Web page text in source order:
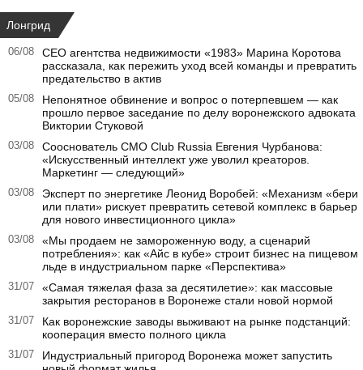
Лонгрид
06/08
CEO агентства недвижимости «1983» Марина Коротова
рассказала, как пережить уход всей команды и превратить
предательство в актив
05/08
Непонятное обвинение и вопрос о потерпевшем — как
прошло первое заседание по делу воронежского адвоката
Виктории Стуковой
03/08
Сооснователь CMO Club Russia Евгения Чурбанова:
«Искусственный интеллект уже уволил креаторов.
Маркетинг — следующий»
03/08
Эксперт по энергетике Леонид Воробей: «Механизм «бери
или плати» рискует превратить сетевой комплекс в барьер
для нового инвестиционного цикла»
03/08
«Мы продаем не замороженную воду, а сценарий
потребления»: как «Айс в кубе» строит бизнес на пищевом
льде в индустриальном парке «Перспектива»
31/07
«Самая тяжелая фаза за десятилетие»: как массовые
закрытия ресторанов в Воронеже стали новой нормой
31/07
Как воронежские заводы выживают на рынке подстанций:
кооперация вместо полного цикла
31/07
Индустриальный пригород Воронежа может запустить